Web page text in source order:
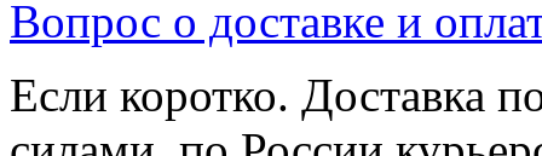
Вопрос о доставке и
Если коротко. Доставка